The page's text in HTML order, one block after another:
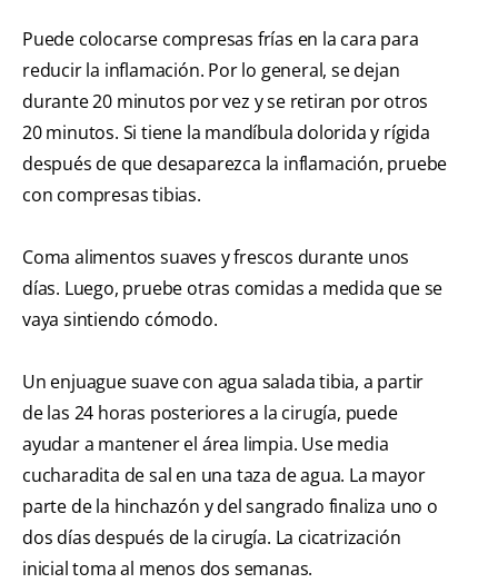
Puede colocarse compresas frías en la cara para
reducir la inflamación. Por lo general, se dejan
durante 20 minutos por vez y se retiran por otros
20 minutos. Si tiene la mandíbula dolorida y rígida
después de que desaparezca la inflamación, pruebe
con compresas tibias.
Coma alimentos suaves y frescos durante unos
días. Luego, pruebe otras comidas a medida que se
vaya sintiendo cómodo.
Un enjuague suave con agua salada tibia, a partir
de las 24 horas posteriores a la cirugía, puede
ayudar a mantener el área limpia. Use media
cucharadita de sal en una taza de agua. La mayor
parte de la hinchazón y del sangrado finaliza uno o
dos días después de la cirugía. La cicatrización
inicial toma al menos dos semanas.